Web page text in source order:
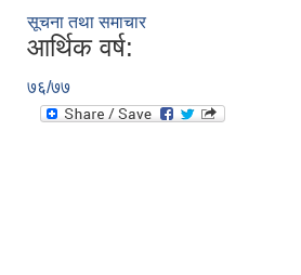
सूचना तथा समाचार
आर्थिक वर्ष:
७६/७७